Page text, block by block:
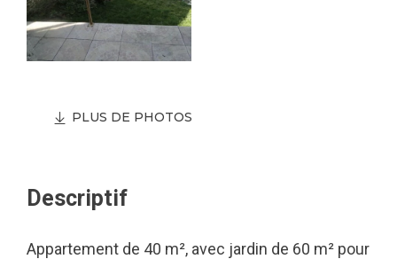
PLUS DE PHOTOS
Descriptif
Appartement de 40 m², avec jardin de 60 m² pour